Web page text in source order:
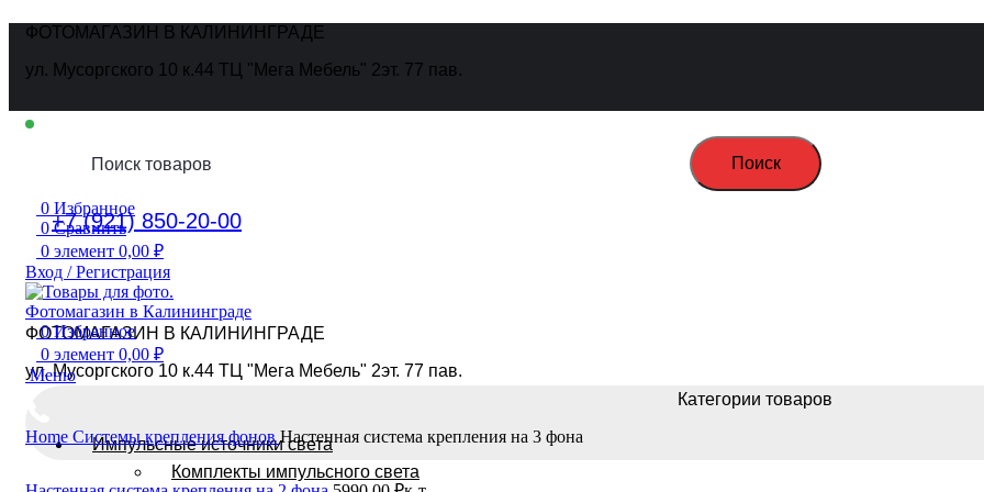
ФОТОМАГАЗИН В КАЛИНИНГРАДЕ
ул. Мусоргского 10 к.44 ТЦ "Мега Мебель" 2эт. 77 пав.
10:00 - 19:00
+7 (921) 850-20-00
ФОТОМАГАЗИН В КАЛИНИНГРАДЕ
ул. Мусоргского 10 к.44 ТЦ "Мега Мебель" 2эт. 77 пав.
Поиск
0 Избранное
0 Сравнить
0 элемент 0,00 ₽
Вход / Регистрация
0Избранное
0 элемент 0,00 ₽
Меню
Категории товаров
Импульсные источники света
Комплекты импульсного света
Home Системы крепления фоновНастенная система крепления на 3 фона